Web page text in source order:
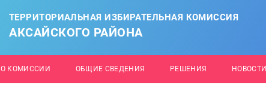
ТЕРРИТОРИАЛЬНАЯ ИЗБИРАТЕЛЬНАЯ КОМИССИЯ
АКСАЙСКОГО РАЙОНА
О КОМИССИИ ОБЩИЕ СВЕДЕНИЯ РЕШЕНИЯ НОВОСТИ